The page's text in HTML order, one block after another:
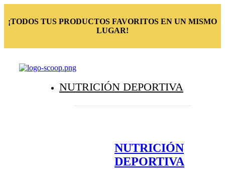
¡TODOS TUS PRODUCTOS FAVORITOS EN UN MISMO
LUGAR!
NUTRICIÓN DEPORTIVA
NUTRICIÓN
DEPORTIVA